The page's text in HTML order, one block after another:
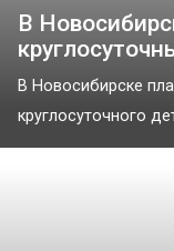
В
В Новосибирске
круглосуточного